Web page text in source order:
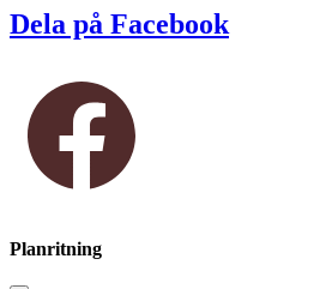
Dela på Facebook
Planritning